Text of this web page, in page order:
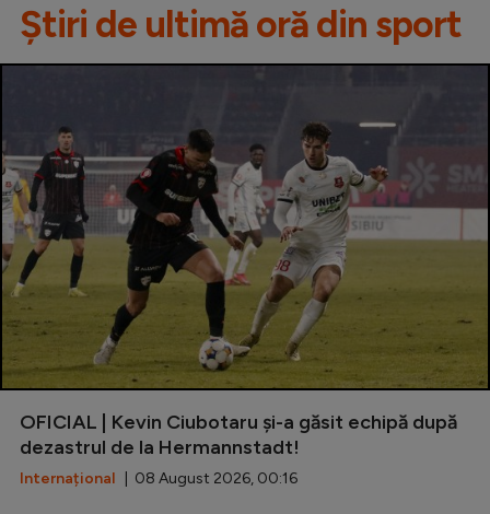
Știri de ultimă oră din sport
OFICIAL | Kevin Ciubotaru și-a găsit echipă după
dezastrul de la Hermannstadt!
Internațional | 08 August 2026, 00:16